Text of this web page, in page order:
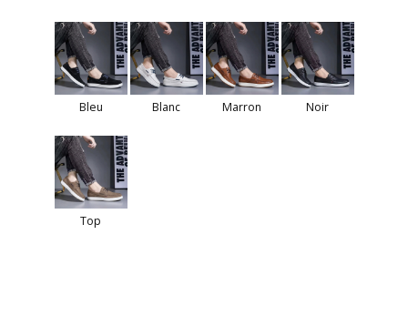
Bleu Blanc Marron Noir
Top